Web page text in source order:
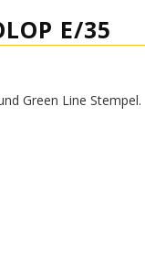
E/35
Green Line Stempel.